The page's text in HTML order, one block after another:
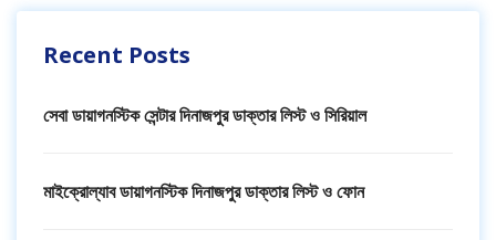
Recent Posts
সেবা ডায়াগনস্টিক সেন্টার দিনাজপুর ডাক্তার লিস্ট ও সিরিয়াল
মাইক্রোল্যাব ডায়াগনস্টিক দিনাজপুর ডাক্তার লিস্ট ও ফোন